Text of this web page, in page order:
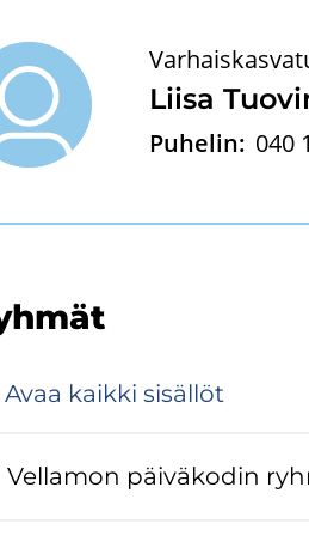
Liisa
Puhelin: 040
Avaa kaik­ki si­säl­löt
Vel­la­mon päi­vä­ko­din